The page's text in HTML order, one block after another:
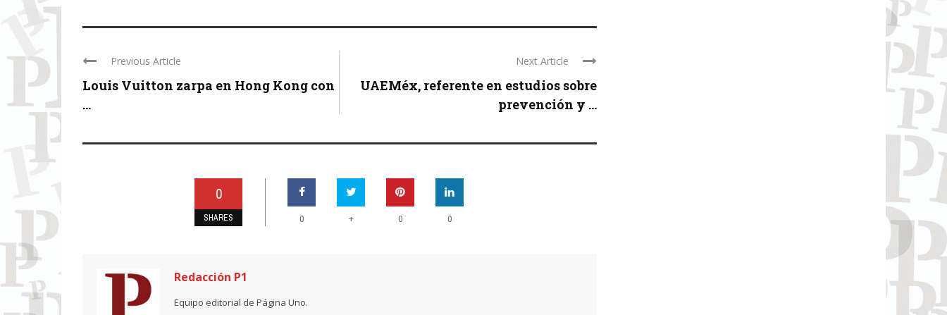
Previous Article
Louis Vuitton zarpa en Hong Kong con
...
Next Article
UAEMéx, referente en estudios sobre
prevención y ...
0
SHARES 0 + 0 0
Redacción P1
Equipo editorial de Página Uno.